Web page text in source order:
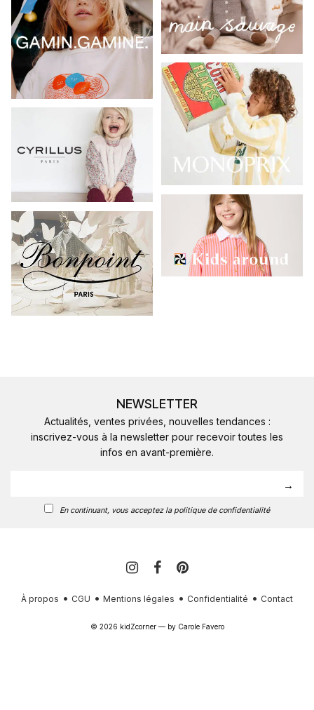
NEWSLETTER
Actualités, ventes privées, nouvelles tendances :
inscrivez-vous à la newsletter pour recevoir toutes les
infos en avant-première.
En continuant, vous acceptez la politique de confidentialité
À propos CGU Mentions légales Confidentialité Contact
© 2026 kidZcorner — by Carole Favero